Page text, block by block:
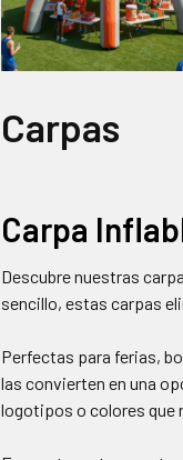
Carpas
Carpa
Descubre nuestras
sencillo, estas carpas
Perfectas para ferias,
las convierten en una
logotipos o colores que